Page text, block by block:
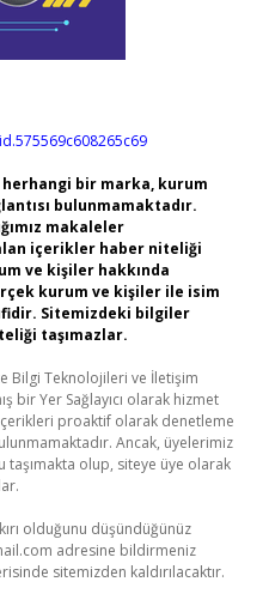
bir marka, kurum
bulunmamaktadır.
makaleler
içerikler haber niteliği
ve kişiler hakkında
kurum ve kişiler ile isim
Sitemizdeki bilgiler
taşımazlar.
Bilgi Teknolojileri ve İletişim
bir Yer Sağlayıcı olarak hizmet
proaktif olarak denetleme
Ancak, üyelerimiz
taşımakta olup, siteye üye olarak
olduğunu düşündüğünüz
adresine bildirmeniz
sitemizden kaldırılacaktır.